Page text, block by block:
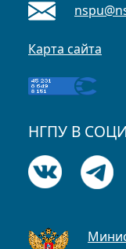
Карта сайта
НГПУ В